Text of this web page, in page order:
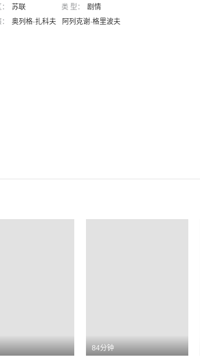
苏联 类 型：
剧情
奥列格·扎科夫 阿列克谢·格里波夫
84分钟